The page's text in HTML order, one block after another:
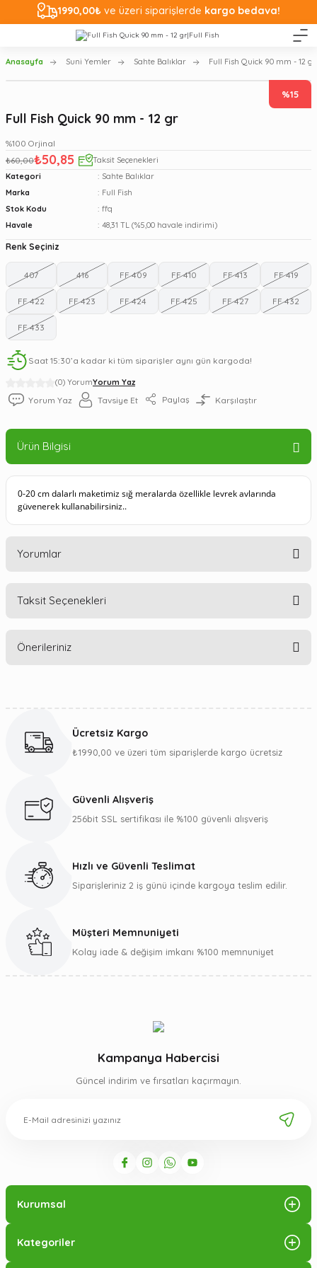
1990,00₺ ve üzeri siparişlerde kargo bedava!
Anasayfa Suni Yemler Sahte Balıklar Full Fish Quick 90 mm - 12 gr
%15
(0) YorumYorum Yaz
Full Fish Quick 90 mm - 12 gr
%100 Orjinal
₺60,00₺50,85
Taksit Seçenekleri
Kategori
Sahte Balıklar
Marka
Full Fish
Stok Kodu
ffq
Havale
48,31 TL (%5,00 havale indirimi)
Renk Seçiniz
407 416 FF 409 FF 410 FF 413 FF 419
FF 422 FF 423 FF 424 FF 425 FF 427 FF 432
FF 433
Saat 15:30’a kadar ki tüm siparişler aynı gün kargoda!
Yorum Yaz Tavsiye Et Paylaş Karşılaştır
Ürün Bilgisi
0-20 cm dalarlı maketimiz sığ meralarda özellikle levrek avlarında
güvenerek kullanabilirsiniz..
Yorumlar
Taksit Seçenekleri
Önerileriniz
Görüş ve önerileriniz için teşekkür ederiz.
Ürün bilgilerinde hatalar bulunuyor.
Gönder
Ücretsiz Kargo
₺1990,00 ve üzeri tüm siparişlerde kargo ücretsiz
Güvenli Alışveriş
256bit SSL sertifikası ile %100 güvenli alışveriş
Hızlı ve Güvenli Teslimat
Siparişleriniz 2 iş günü içinde kargoya teslim edilir.
Müşteri Memnuniyeti
Kolay iade & değişim imkanı %100 memnuniyet
Kampanya Habercisi
Güncel indirim ve fırsatları kaçırmayın.
Kurumsal
Kategoriler